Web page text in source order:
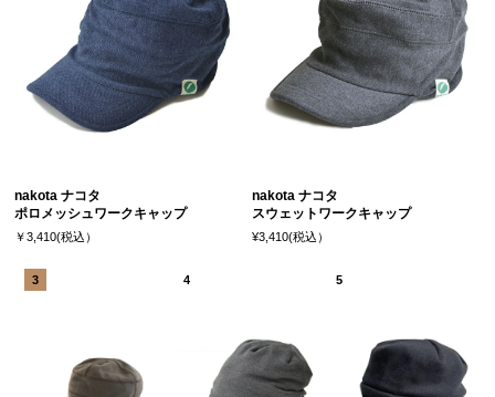
nakota ナコタ
ポロメッシュワークキャップ
￥3,410(税込）
nakota ナコタ
スウェットワークキャップ
¥3,410(税込）